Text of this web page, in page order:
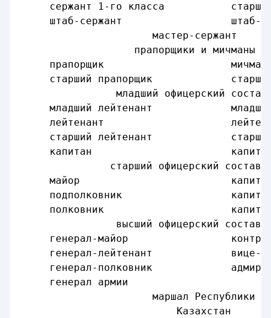
сержант 1-го класса
штаб-сержант                  штаб-
мастер-сержант
прапорщики и мичманы
прапорщик                     мичман
старший прапорщик
младший офицерский состав
младший лейтенант
лейтенант
старший лейтенант
капитан
старший офицерский состав
майор
подполковник
полковник
высший офицерский состав
генерал-майор                 контр-
генерал-лейтенант             вице-
генерал-полковник
генерал армии
маршал Республики
Казахстан